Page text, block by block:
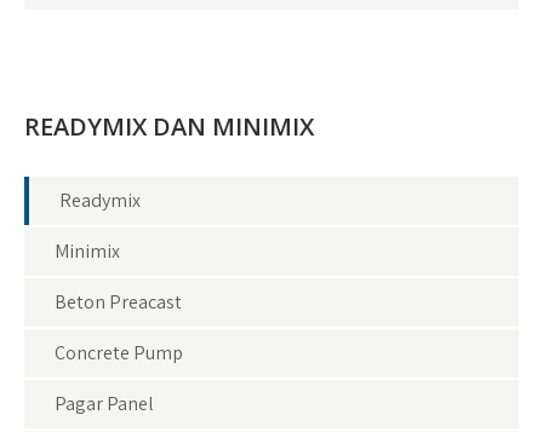
READYMIX DAN MINIMIX
Readymix
Minimix
Beton Preacast
Concrete Pump
Pagar Panel